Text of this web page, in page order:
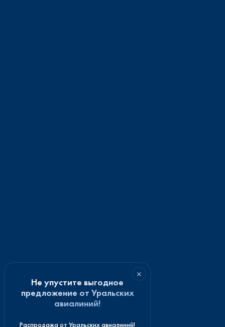
×
Не упустите выгодное
предложение от Уральских
авиалиний!
Распродажа от Уральских авиалиний!